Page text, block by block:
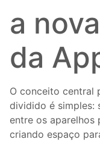
a
da
O conceito central
dividido é simples:
entre os aparelhos
criando espaço